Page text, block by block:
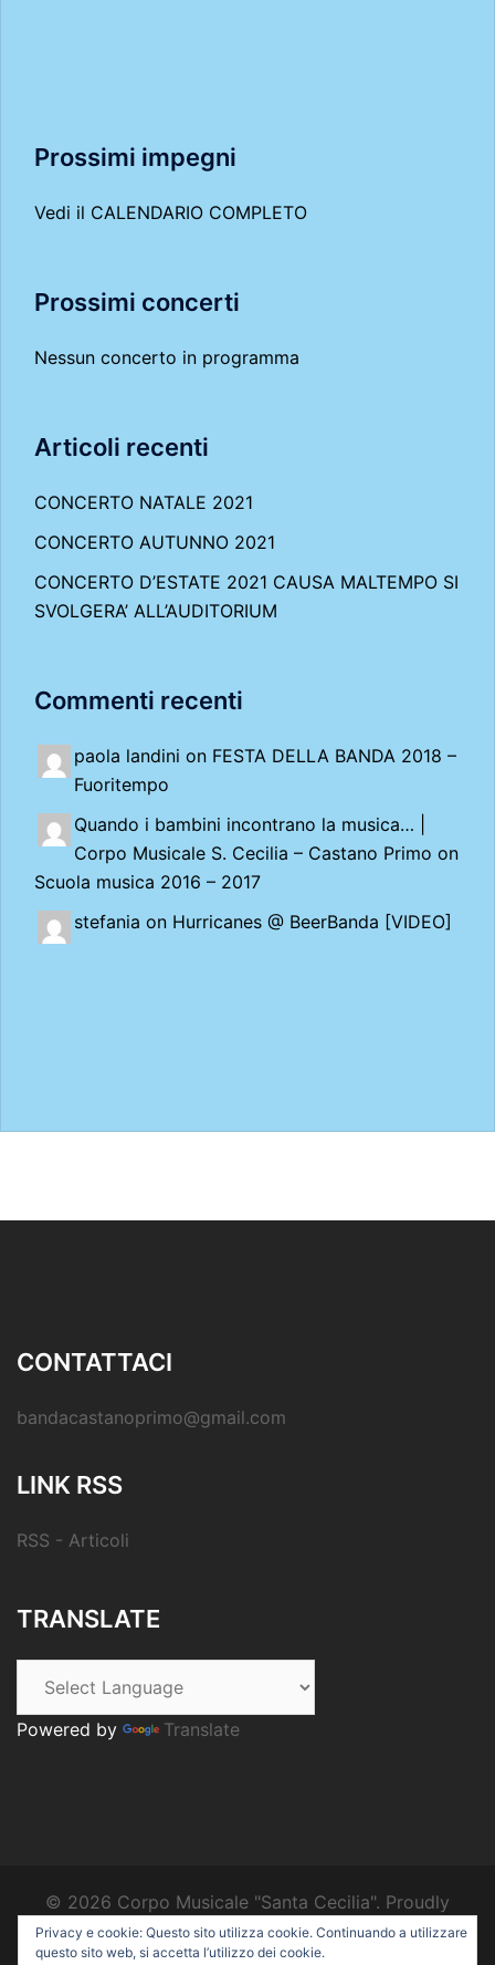
Prossimi impegni
Vedi il CALENDARIO COMPLETO
Prossimi concerti
Nessun concerto in programma
Articoli recenti
CONCERTO NATALE 2021
CONCERTO AUTUNNO 2021
CONCERTO D’ESTATE 2021 CAUSA MALTEMPO SI
SVOLGERA’ ALL’AUDITORIUM
Commenti recenti
paola landini on FESTA DELLA BANDA 2018 –
Fuoritempo
Quando i bambini incontrano la musica… |
Corpo Musicale S. Cecilia – Castano Primo on
Scuola musica 2016 – 2017
stefania on Hurricanes @ BeerBanda [VIDEO]
CONTATTACI
bandacastanoprimo@gmail.com
LINK RSS
RSS - Articoli
TRANSLATE
Powered by Translate
© 2026 Corpo Musicale "Santa Cecilia". Proudly
powered bySydney
Privacy e cookie: Questo sito utilizza cookie. Continuando a utilizzare
questo sito web, si accetta l’utilizzo dei cookie.